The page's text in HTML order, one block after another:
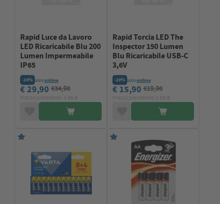
Rapid Luce da Lavoro
LED Ricaricabile Blu 200
Lumen Impermeabile
IP65
-14% soloonline
€ 29,90 €34,90
Rapid Torcia LED The
Inspector 150 Lumen
Blu Ricaricabile USB-C
3,6V
-20% soloonline
€ 15,90 €19,90